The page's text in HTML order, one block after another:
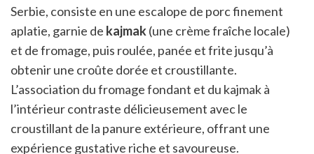
Serbie, consiste en une escalope de porc finement
aplatie, garnie de kajmak(une crème fraîche locale)
et de fromage, puis roulée, panée et frite jusqu’à
obtenir une croûte dorée et croustillante.
L’association du fromage fondant et du kajmak à
l’intérieur contraste délicieusement avec le
croustillant de la panure extérieure, offrant une
expérience gustative riche et savoureuse.